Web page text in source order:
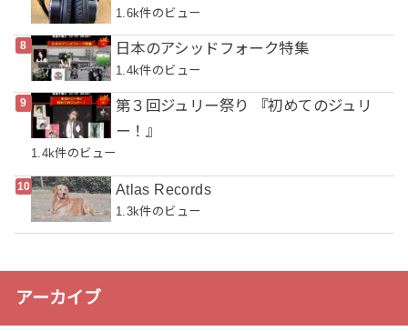
1.6k件のビュー
日本のアシッドフォーク特集
1.4k件のビュー
第３回ジュリー祭り 『初めてのジュリ
ー！』
1.4k件のビュー
Atlas Records
1.3k件のビュー
アーカイブ